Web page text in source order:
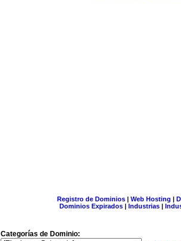
Registro de Dominios| Web Hosting |
Dominios Expirados | Industrias |
Categorías de Dominio: